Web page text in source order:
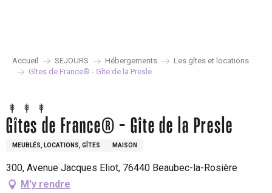
Accueil SEJOURS Hébergements
Les gîtes et locations
Gîtes de France® - Gîte de la Presle
Gîtes de France® - Gîte de la Presle
MEUBLÉS, LOCATIONS, GÎTES MAISON
300, Avenue Jacques Eliot, 76440 Beaubec-la-Rosière
M'y rendre